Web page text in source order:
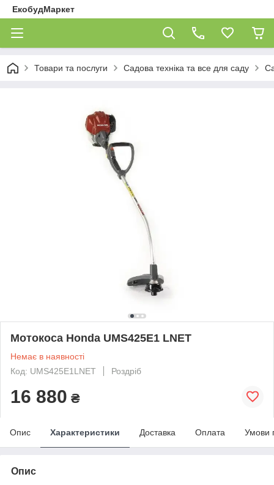
ЕкобудМаркет
Товари та послуги Садова техніка та все для саду
Мотокоса Honda UMS425E1 LNET
Немає в наявності
Код: UMS425E1LNET
Роздріб
16 880 ₴
Опис Характеристики Доставка Оплата Умови
Опис